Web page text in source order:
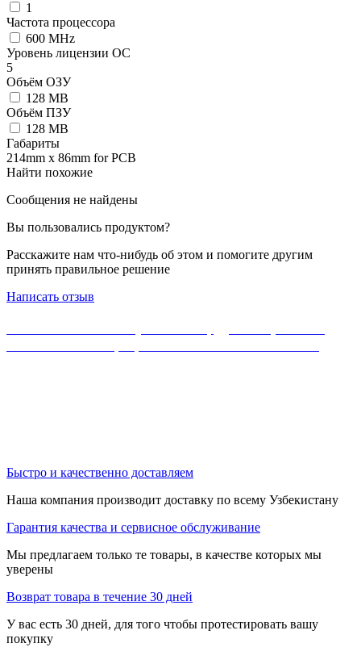
1
Частота процессора
600 MHz
Уровень лицензии ОС
5
Объём ОЗУ
128 MB
Объём ПЗУ
128 MB
Габариты
214mm x 86mm for PCB
Найти похожие
Сообщения не найдены
Вы пользовались продуктом?
Расскажите нам что-нибудь об этом и помогите другим
принять правильное решение
Написать отзыв
Быстро и качественно доставляем
Наша компания производит доставку по всему Узбекистану
Гарантия качества и сервисное обслуживание
Мы предлагаем только те товары, в качестве которых мы
уверены
Возврат товара в течение 30 дней
У вас есть 30 дней, для того чтобы протестировать вашу
покупку